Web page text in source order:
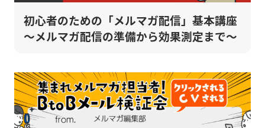
初心者のための「メルマガ配信」基本講座
～メルマガ配信の準備から効果測定まで～